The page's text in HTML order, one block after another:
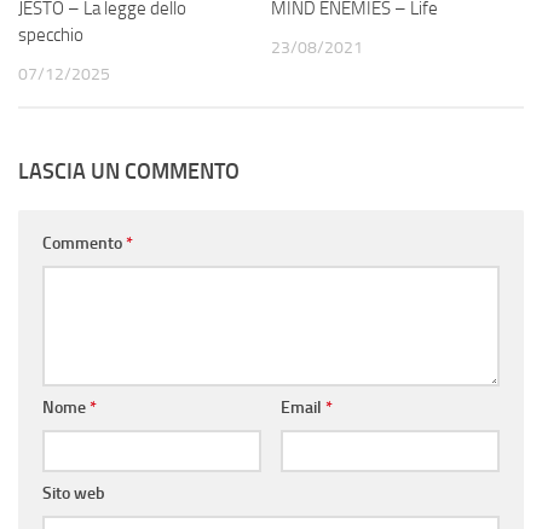
JESTO – La legge dello
specchio
07/12/2025
MIND ENEMIES – Life
23/08/2021
LASCIA UN COMMENTO
Commento*
Nome* Email *
Sito web